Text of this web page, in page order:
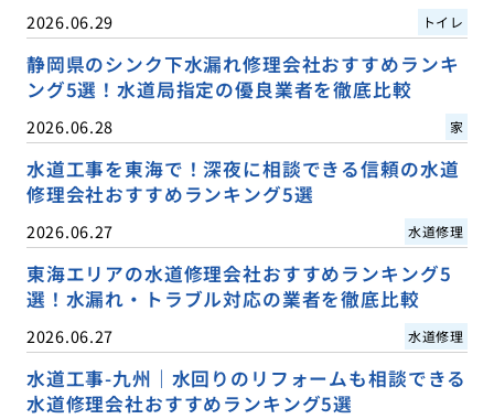
2026.06.29 トイレ
静岡県のシンク下水漏れ修理会社おすすめランキ
ング5選！水道局指定の優良業者を徹底比較
2026.06.28 家
水道工事を東海で！深夜に相談できる信頼の水道
修理会社おすすめランキング5選
2026.06.27 水道修理
東海エリアの水道修理会社おすすめランキング5
選！水漏れ・トラブル対応の業者を徹底比較
2026.06.27 水道修理
水道工事-九州｜水回りのリフォームも相談できる
水道修理会社おすすめランキング5選